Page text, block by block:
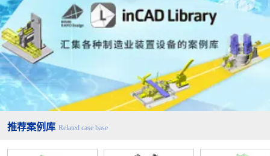
推荐案例库 Related case base